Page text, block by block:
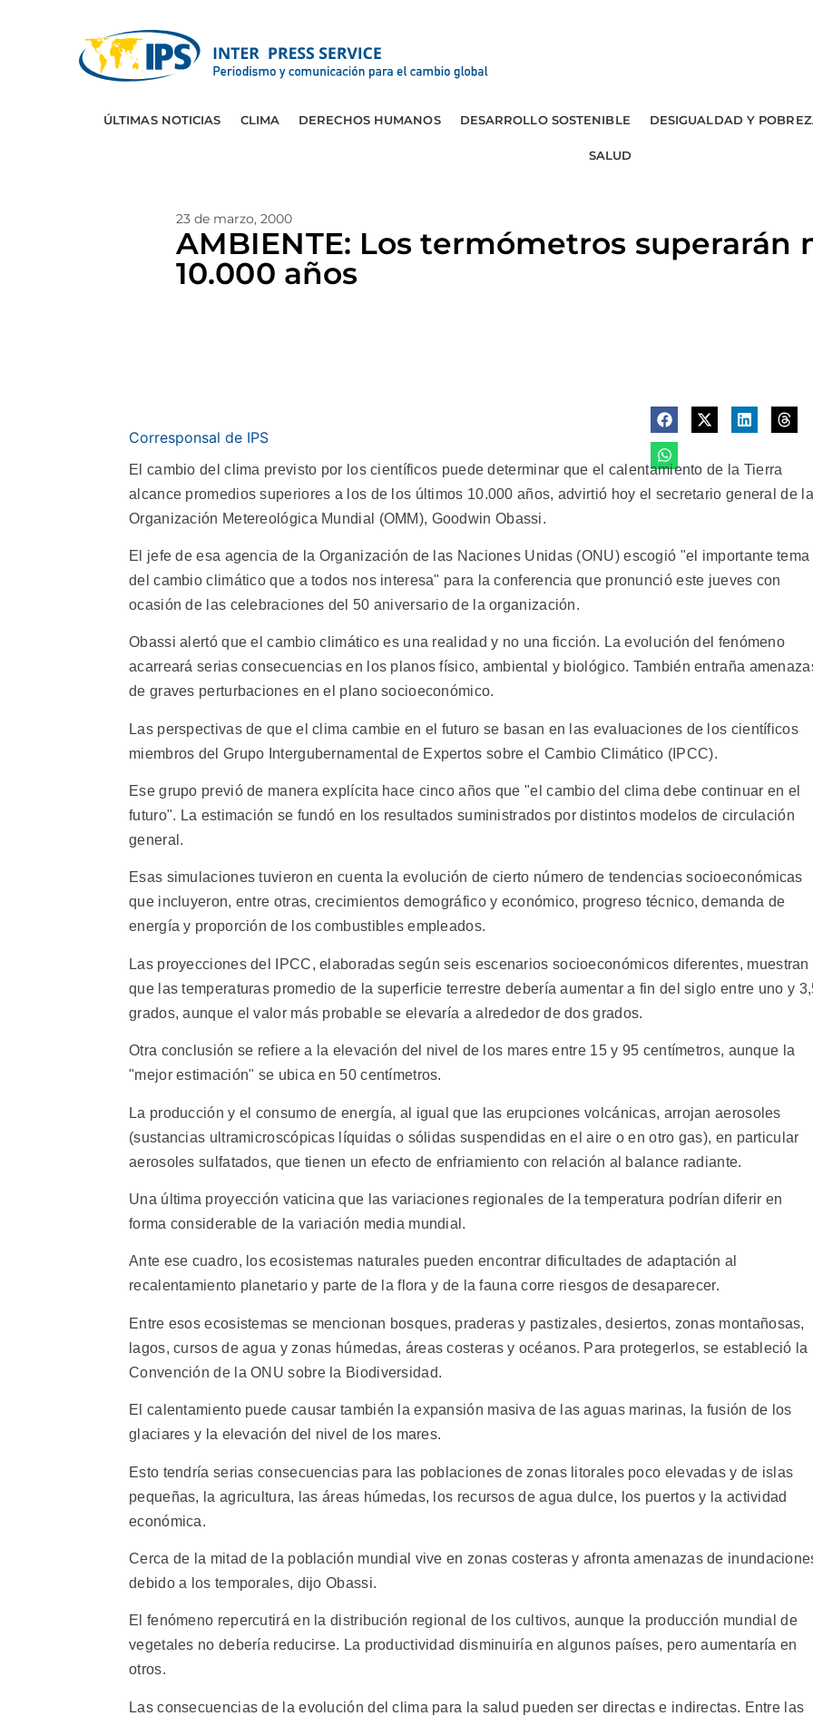
ÚLTIMAS NOTICIAS CLIMA DERECHOS HUMANOS DESARROLLO SOSTENIBLE DESIGUALDAD Y
SALUD
23 de marzo, 2000
AMBIENTE: Los termómetros superarán
10.000 años
Corresponsal de IPS
El cambio del clima previsto por los científicos puede determinar que el calentamiento de la Tierra
alcance promedios superiores a los de los últimos 10.000 años, advirtió hoy el secretario general de la
Organización Metereológica Mundial (OMM), Goodwin Obassi.
El jefe de esa agencia de la Organización de las Naciones Unidas (ONU) escogió "el importante tema
del cambio climático que a todos nos interesa" para la conferencia que pronunció este jueves con
ocasión de las celebraciones del 50 aniversario de la organización.
Obassi alertó que el cambio climático es una realidad y no una ficción. La evolución del fenómeno
acarreará serias consecuencias en los planos físico, ambiental y biológico. También entraña
de graves perturbaciones en el plano socioeconómico.
Las perspectivas de que el clima cambie en el futuro se basan en las evaluaciones de los científicos
miembros del Grupo Intergubernamental de Expertos sobre el Cambio Climático (IPCC).
Ese grupo previó de manera explícita hace cinco años que "el cambio del clima debe continuar en el
futuro". La estimación se fundó en los resultados suministrados por distintos modelos de circulación
general.
Esas simulaciones tuvieron en cuenta la evolución de cierto número de tendencias socioeconómicas
que incluyeron, entre otras, crecimientos demográfico y económico, progreso técnico, demanda de
energía y proporción de los combustibles empleados.
Las proyecciones del IPCC, elaboradas según seis escenarios socioeconómicos diferentes, muestran
que las temperaturas promedio de la superficie terrestre debería aumentar a fin del siglo entre uno y
grados, aunque el valor más probable se elevaría a alrededor de dos grados.
Otra conclusión se refiere a la elevación del nivel de los mares entre 15 y 95 centímetros, aunque la
"mejor estimación" se ubica en 50 centímetros.
La producción y el consumo de energía, al igual que las erupciones volcánicas, arrojan aerosoles
(sustancias ultramicroscópicas líquidas o sólidas suspendidas en el aire o en otro gas), en particular
aerosoles sulfatados, que tienen un efecto de enfriamiento con relación al balance radiante.
Una última proyección vaticina que las variaciones regionales de la temperatura podrían diferir en
forma considerable de la variación media mundial.
Ante ese cuadro, los ecosistemas naturales pueden encontrar dificultades de adaptación al
recalentamiento planetario y parte de la flora y de la fauna corre riesgos de desaparecer.
Entre esos ecosistemas se mencionan bosques, praderas y pastizales, desiertos, zonas montañosas,
lagos, cursos de agua y zonas húmedas, áreas costeras y océanos. Para protegerlos, se estableció la
Convención de la ONU sobre la Biodiversidad.
El calentamiento puede causar también la expansión masiva de las aguas marinas, la fusión de los
glaciares y la elevación del nivel de los mares.
Esto tendría serias consecuencias para las poblaciones de zonas litorales poco elevadas y de islas
pequeñas, la agricultura, las áreas húmedas, los recursos de agua dulce, los puertos y la actividad
económica.
Cerca de la mitad de la población mundial vive en zonas costeras y afronta amenazas de
debido a los temporales, dijo Obassi.
El fenómeno repercutirá en la distribución regional de los cultivos, aunque la producción mundial de
vegetales no debería reducirse. La productividad disminuiría en algunos países, pero aumentaría en
otros.
Las consecuencias de la evolución del clima para la salud pueden ser directas e indirectas. Entre las